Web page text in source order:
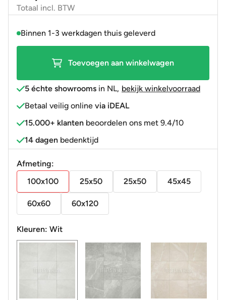
Pietra
Bo
wit
mat
gerectificeerd
slip-
R11
aantal
Totaal incl. BTW
Binnen 1-3 werkdagen thuis geleverd
Toevoegen aan winkelwagen
5 échte showrooms in NL, bekijk winkelvoorraad
Betaal veilig online via iDEAL
15.000+ klanten beoordelen ons met 9.4/10
14 dagen bedenktijd
Afmeting:
100x100
25x50 25x50 45x45
60x60 60x120
Kleuren: Wit